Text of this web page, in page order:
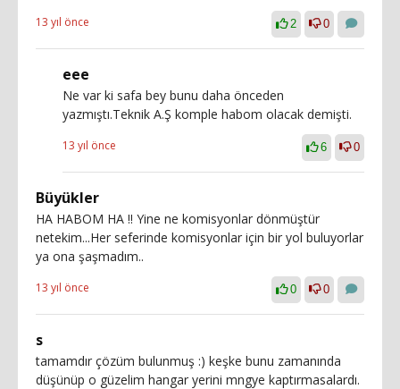
13 yıl önce 2 0
eee
Ne var ki safa bey bunu daha önceden
yazmıştı.Teknik A.Ş komple habom olacak demişti.
13 yıl önce 6 0
Büyükler
HA HABOM HA !! Yine ne komisyonlar dönmüştür
netekim...Her seferinde komisyonlar için bir yol buluyorlar
ya ona şaşmadım..
13 yıl önce 0 0
s
tamamdır çözüm bulunmuş :) keşke bunu zamanında
düşünüp o güzelim hangar yerini mngye kaptırmasalardı.